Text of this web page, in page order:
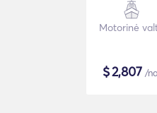
Motorinė
$2,807 /